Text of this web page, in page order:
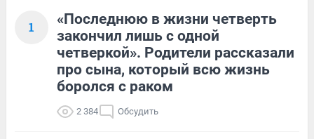
1
«Последнюю в жизни четверть
закончил лишь с одной
четверкой». Родители рассказали
про сына, который всю жизнь
боролся с раком
2 384 Обсудить